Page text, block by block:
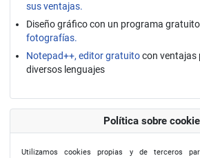
sus ventajas.
Diseño gráfico con un programa
fotografías.
Notepad++, editor gratuitocon ventajas
diversos lenguajes
Política sobre
Utilizamos cookies propias y de terceros